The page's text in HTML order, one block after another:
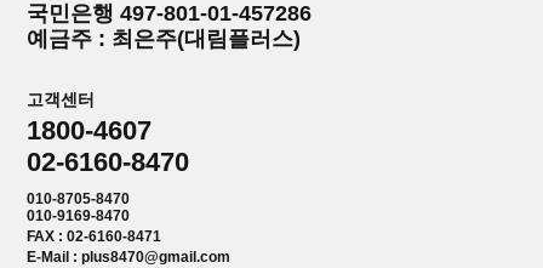
국민은행 497-801-01-457286
예금주 : 최은주(대림플러스)
고객센터
1800-4607
02-6160-8470
010-8705-8470
010-9169-8470
FAX : 02-6160-8471
E-Mail : plus8470@gmail.com